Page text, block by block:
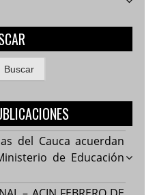
del Cauca acuerdan
de Educación